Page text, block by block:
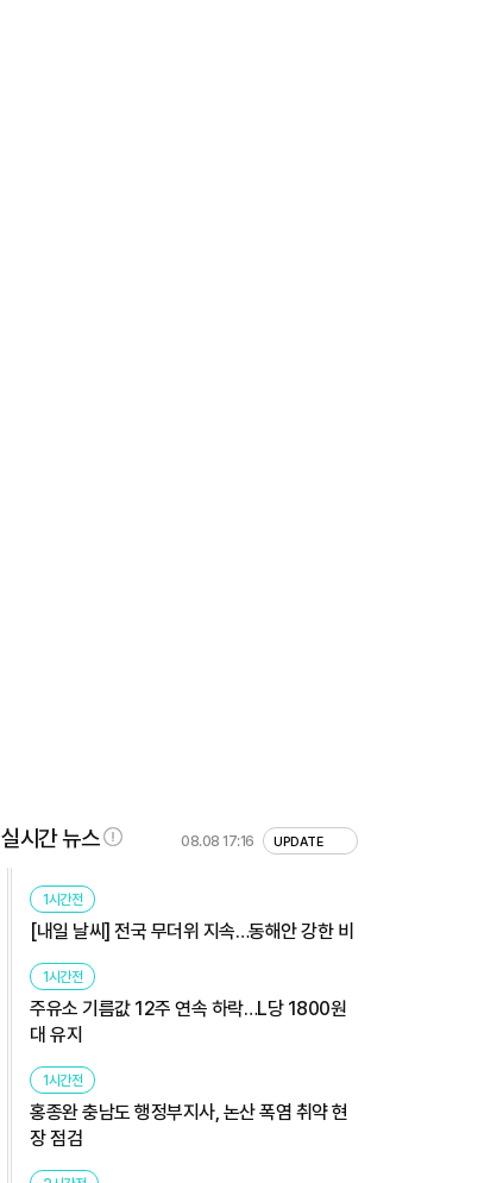
실시간 뉴스 08.08 17:16 UPDATE
1시간전
[내일 날씨] 전국 무더위 지속…동해안 강한 비
1시간전
주유소 기름값 12주 연속 하락…L당 1800원
대 유지
1시간전
홍종완 충남도 행정부지사, 논산 폭염 취약 현
장 점검